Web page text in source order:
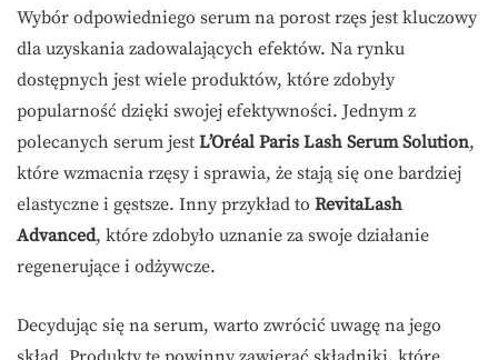
Wybór odpowiedniego serum na porost rzęs jest kluczowy
dla uzyskania zadowalających efektów. Na rynku
dostępnych jest wiele produktów, które zdobyły
popularność dzięki swojej efektywności. Jednym z
polecanych serum jest L’Oréal Paris Lash Serum Solution,
które wzmacnia rzęsy i sprawia, że stają się one bardziej
elastyczne i gęstsze. Inny przykład to RevitaLash
Advanced, które zdobyło uznanie za swoje działanie
regenerujące i odżywcze.
Decydując się na serum, warto zwrócić uwagę na jego